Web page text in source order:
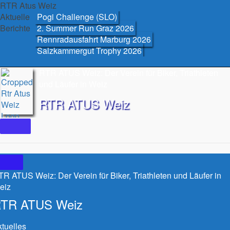
Skip
to
content
RTR Atus Weiz
Aktuelle
Berichte
Pogi Challenge (SLO)
2. Summer Run Graz 2026
Rennradausfahrt Marburg 2026
Salzkammergut Trophy 2026
RTR ATUS Weiz
ATUS Weiz: Der Verein für Biker, Triathleten und Läufer in
ATUS Weiz